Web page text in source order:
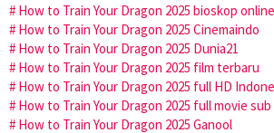
How to Train Your Dragon 2025 bioskop online
How to Train Your Dragon 2025 Cinemaindo
How to Train Your Dragon 2025 Dunia21
How to Train Your Dragon 2025 film terbaru
How to Train Your Dragon 2025 full HD
How to Train Your Dragon 2025 full movie
How to Train Your Dragon 2025 Ganool